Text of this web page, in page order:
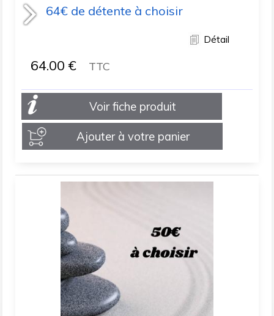
64€ de détente à choisir
Détail
64.00 € TTC
Voir fiche produit
Ajouter à votre panier